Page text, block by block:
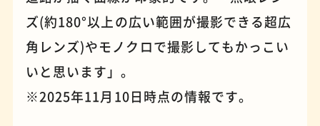
ズ(約180°以上の広い範囲が撮影できる超広
角レンズ)やモノクロで撮影してもかっこい
いと思います」。
※2025年11月10日時点の情報です。